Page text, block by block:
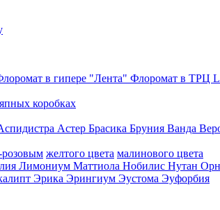
в гипере "Лента" Флоромат в ТРЦ
коробках
Астер Брасика Бруния Ванда
розовым желтого цвета малинового цвета
Лимониум Маттиола Нобилис Нутан
Эрика Эрингиум Эустома Эуфорбия